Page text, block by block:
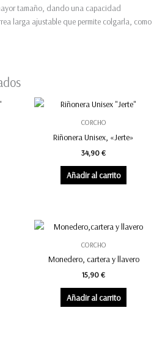
tamaño, dando una capacidad
larga ajustable que permite colgarla, como
CORCHO
Riñonera Unisex, «Jerte»
34,90 €
Añadir al carrito
CORCHO
Monedero, cartera y llavero
15,90 €
Añadir al carrito